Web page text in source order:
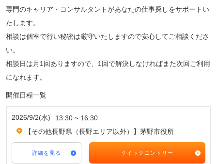
専門のキャリア・コンサルタントがあなたの仕事探しをサポートい
たします。
相談は個室で行い秘密は厳守いたしますので安心してご相談くださ
い。
相談日は月1回ありますので、1回で解決しなければまた次回ご利用
になれます。
開催日程一覧
2026/9/2(水)
13:30 ~ 16:30
【その他長野県（長野エリア以外）】茅野市役所
詳細を見る クイックエントリー